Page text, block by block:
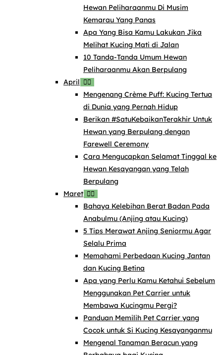
Hewan Peliharaanmu Di Musim
Kemarau Yang Panas
Apa Yang Bisa Kamu Lakukan Jika
Melihat Kucing Mati di Jalan
10 Tanda-Tanda Umum Hewan
Peliharaanmu Akan Berpulang
April
Mengenang Crème Puff: Kucing Tertua
di Dunia yang Pernah Hidup
Berikan #SatuKebaikanTerakhir Untuk
Hewan yang Berpulang dengan
Farewell Ceremony
Cara Mengucapkan Selamat Tinggal ke
Hewan Kesayangan yang Telah
Berpulang
Maret
Bahaya Kelebihan Berat Badan Pada
Anabulmu (Anjing atau Kucing)
5 Tips Merawat Anjing Seniormu Agar
Selalu Prima
Memahami Perbedaan Kucing Jantan
dan Kucing Betina
Apa yang Perlu Kamu Ketahui Sebelum
Menggunakan Pet Carrier untuk
Membawa Kucingmu Pergi?
Panduan Memilih Pet Carrier yang
Cocok untuk Si Kucing Kesayanganmu
Mengenal Tanaman Beracun yang